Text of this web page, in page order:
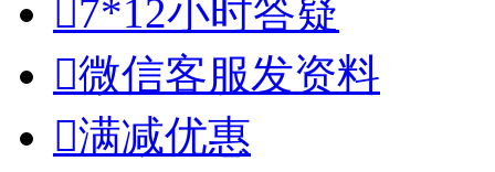
7*12小时答疑
微信客服发资料
满减优惠